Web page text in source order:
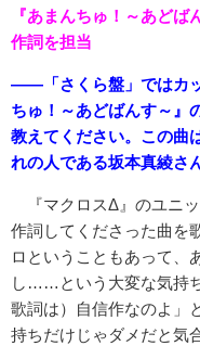
『あまんちゅ！～あど
作詞を担当
――「さくら盤」ではカ
ちゅ！～あどばんす～』
教えてください。この曲
れの人である坂本真綾さ
『マクロスΔ』のユニ
作詞してくださった曲を
ロということもあって、
し……という大変な気持
歌詞は）自信作なのよ」
持ちだけじゃダメだと気